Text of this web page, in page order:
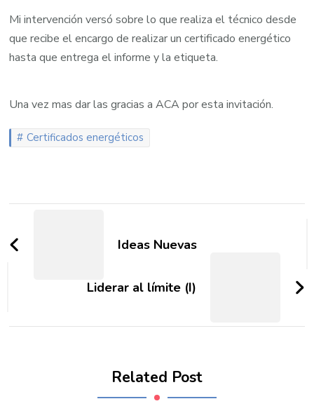
Mi intervención versó sobre lo que realiza el técnico desde
que recibe el encargo de realizar un certificado energético
hasta que entrega el informe y la etiqueta.
Una vez mas dar las gracias a ACA por esta invitación.
Certificados energéticos
NavigationIdeas Nuevas
Liderar al límite (I)
Related Post